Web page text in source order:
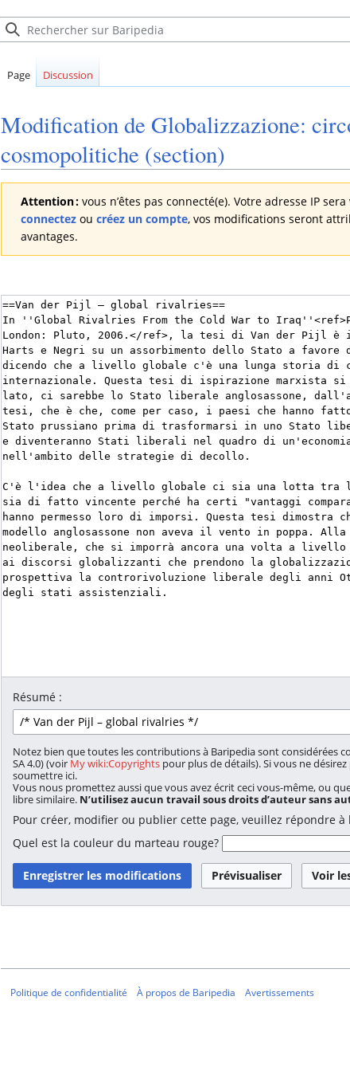
Page Discussion
Modification de Globalizzazione:
cosmopolitiche (section)
Attention : vous n’êtes pas connecté(e). Votre adresse IP
connectez ou créez un compte, vos modifications seront
avantages.
Résumé :
Notez bien que toutes les contributions à Baripedia sont considérées
SA 4.0) (voir My wiki:Copyrights pour plus de détails). Si vous ne
soumettre ici.
Vous nous promettez aussi que vous avez écrit ceci vous-même, ou
libre similaire. N’utilisez aucun travail sous droits d’auteur sans
Pour créer, modifier ou publier cette page, veuillez répondre à
Quel est la couleur du marteau rouge?
Politique de confidentialité À propos de Baripedia Avertissements